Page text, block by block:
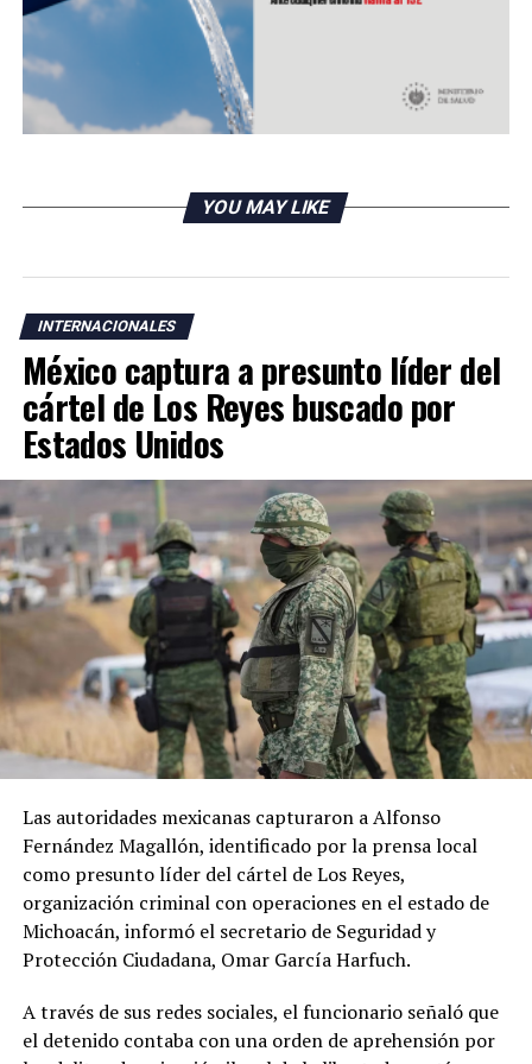
YOU MAY LIKE
INTERNACIONALES
México captura a presunto líder del
cártel de Los Reyes buscado por
Estados Unidos
Las autoridades mexicanas capturaron a Alfonso
Fernández Magallón, identificado por la prensa local
como presunto líder del cártel de Los Reyes,
organización criminal con operaciones en el estado de
Michoacán, informó el secretario de Seguridad y
Protección Ciudadana, Omar García Harfuch.
A través de sus redes sociales, el funcionario señaló que
el detenido contaba con una orden de aprehensión por